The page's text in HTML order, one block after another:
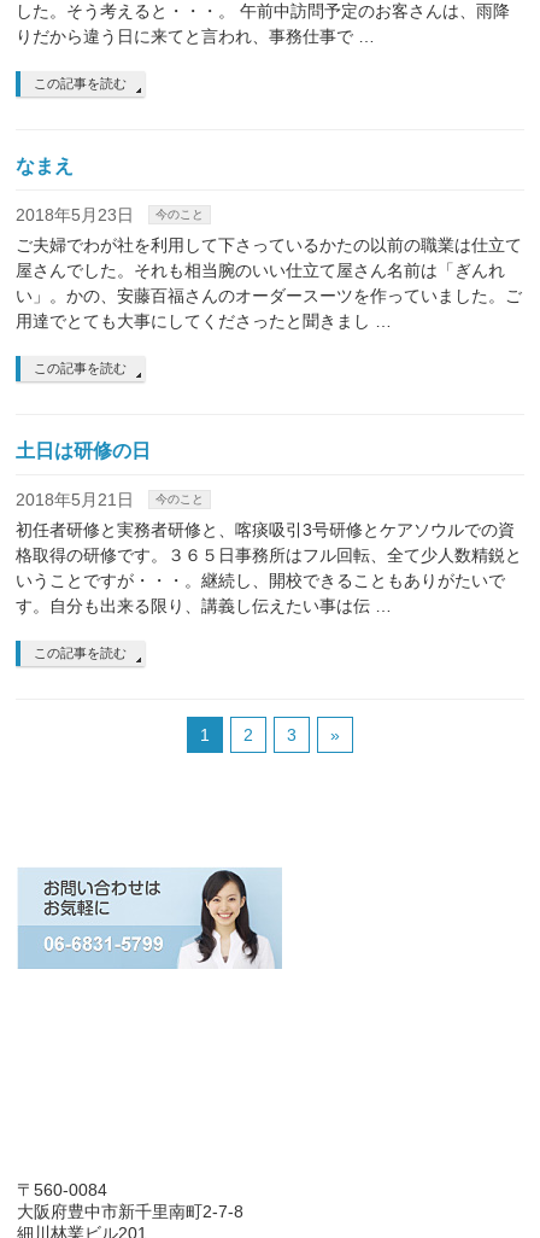
した。そう考えると・・・。 午前中訪問予定のお客さんは、雨降
りだから違う日に来てと言われ、事務仕事で …
この記事を読む
なまえ
2018年5月23日 今のこと
ご夫婦でわが社を利用して下さっているかたの以前の職業は仕立て
屋さんでした。それも相当腕のいい仕立て屋さん名前は「ぎんれ
い」。かの、安藤百福さんのオーダースーツを作っていました。ご
用達でとても大事にしてくださったと聞きまし …
この記事を読む
土日は研修の日
2018年5月21日 今のこと
初任者研修と実務者研修と、喀痰吸引3号研修とケアソウルでの資
格取得の研修です。３６５日事務所はフル回転、全て少人数精鋭と
いうことですが・・・。継続し、開校できることもありがたいで
す。自分も出来る限り、講義し伝えたい事は伝 …
この記事を読む
1 2 3 »
〒560-0084
大阪府豊中市新千里南町2-7-8
細川林業ビル201